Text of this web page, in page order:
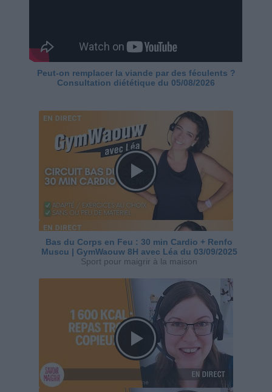
Peut-on remplacer la viande par des féculents ?
Consultation diététique du 05/08/2026
Bas du Corps en Feu : 30 min Cardio + Renfo
Muscu | GymWaouw 8H avec Léa du 03/09/2025
Sport pour maigrir à la maison